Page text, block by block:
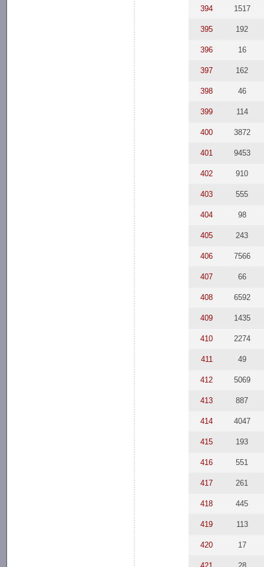
394 1517
395 192
396 16
397 162
398 46
399 114
400 3872
401 9453
402 910
403 555
404 98
405 243
406 7566
407 66
408 6592
409 1435
410 2274
411 49
412 5069
413 887
414 4047
415 193
416 551
417 261
418 445
419 113
420 17